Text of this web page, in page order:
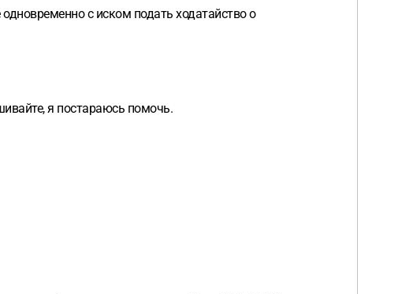
с иском подать ходатайство о
я постараюсь помочь.